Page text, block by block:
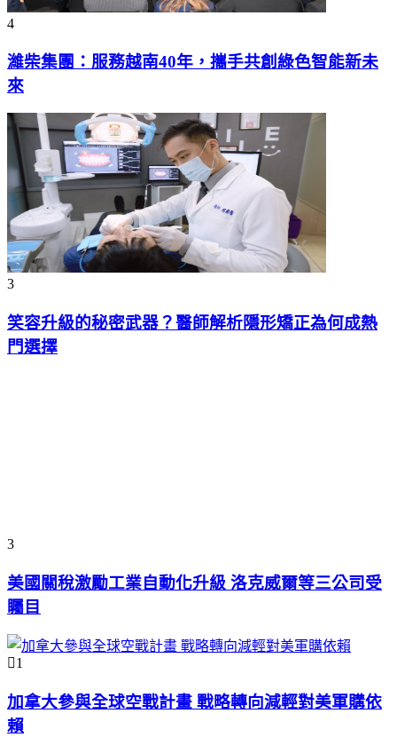
4
濰柴集團：服務越南40年，攜手共創綠色智能新未
來
3
笑容升級的秘密武器？醫師解析隱形矯正為何成熱
門選擇
3
美國關稅激勵工業自動化升級 洛克威爾等三公司受
矚目
1
加拿大參與全球空戰計畫 戰略轉向減輕對美軍購依
賴